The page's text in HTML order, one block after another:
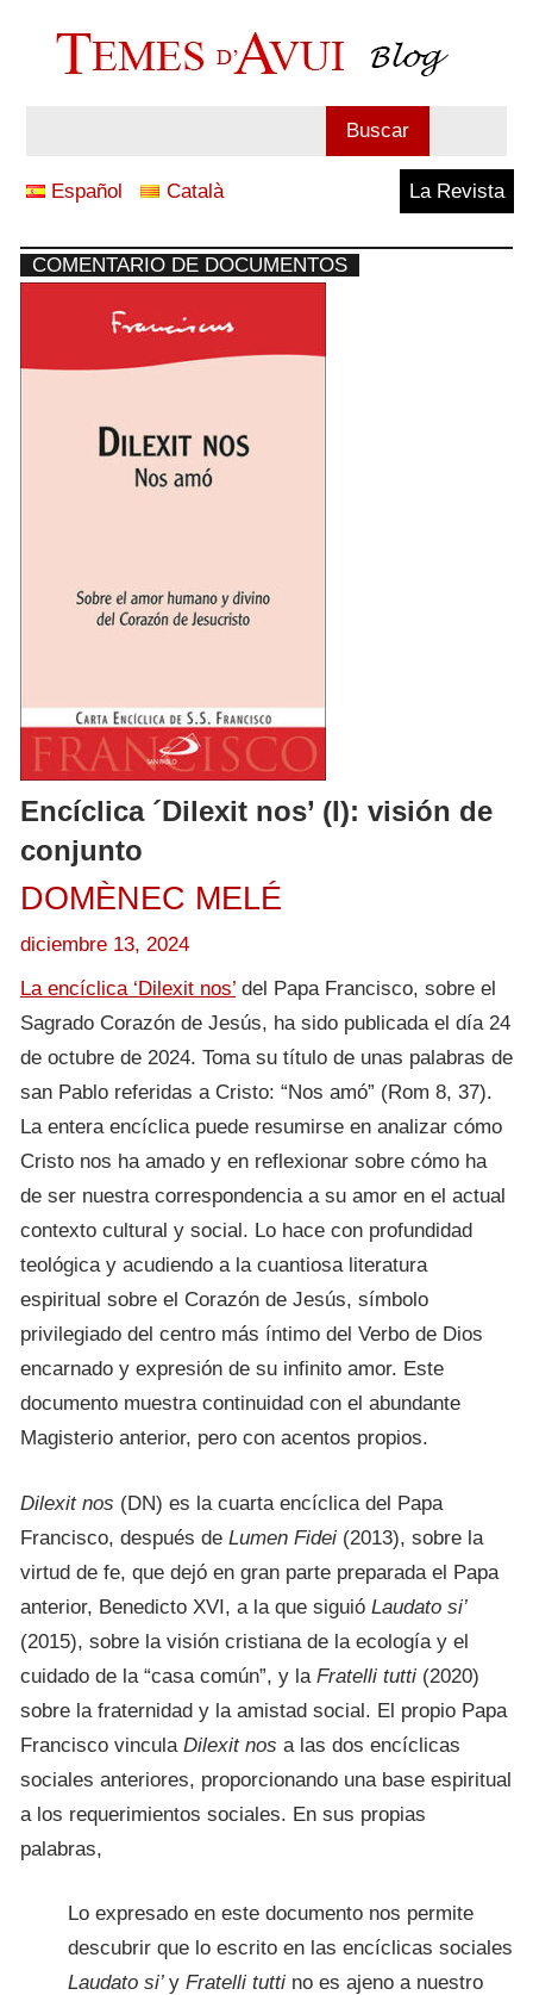
Temes
Buscar
Español Català La Revista
COMENTARIO DE DOCUMENTOS
Encíclica ´Dilexit nos’ (I): visión de
conjunto
DOMÈNEC MELÉ
diciembre 13, 2024
La encíclica ‘Dilexit nos’ del Papa Francisco, sobre el
Sagrado Corazón de Jesús, ha sido publicada el día 24
de octubre de 2024. Toma su título de unas palabras de
san Pablo referidas a Cristo: “Nos amó” (Rom 8, 37).
La entera encíclica puede resumirse en analizar cómo
Cristo nos ha amado y en reflexionar sobre cómo ha
de ser nuestra correspondencia a su amor en el actual
contexto cultural y social. Lo hace con profundidad
teológica y acudiendo a la cuantiosa literatura
espiritual sobre el Corazón de Jesús, símbolo
privilegiado del centro más íntimo del Verbo de Dios
encarnado y expresión de su infinito amor. Este
documento muestra continuidad con el abundante
Magisterio anterior, pero con acentos propios.
Dilexit nos (DN) es la cuarta encíclica del Papa
Francisco, después de Lumen Fidei (2013), sobre la
virtud de fe, que dejó en gran parte preparada el Papa
anterior, Benedicto XVI, a la que siguió Laudato si’
(2015), sobre la visión cristiana de la ecología y el
cuidado de la “casa común”, y la Fratelli tutti (2020)
sobre la fraternidad y la amistad social. El propio Papa
Francisco vincula Dilexit nos a las dos encíclicas
sociales anteriores, proporcionando una base espiritual
a los requerimientos sociales. En sus propias
palabras,
Lo expresado en este documento nos permite
descubrir que lo escrito en las encíclicas sociales
Laudato si’ y Fratelli tutti no es ajeno a nuestro